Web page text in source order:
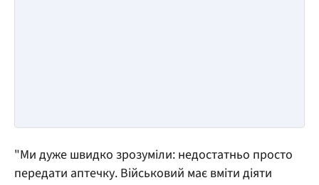
"Ми дуже швидко зрозуміли: недостатньо просто
передати аптечку. Військовий має вміти діяти